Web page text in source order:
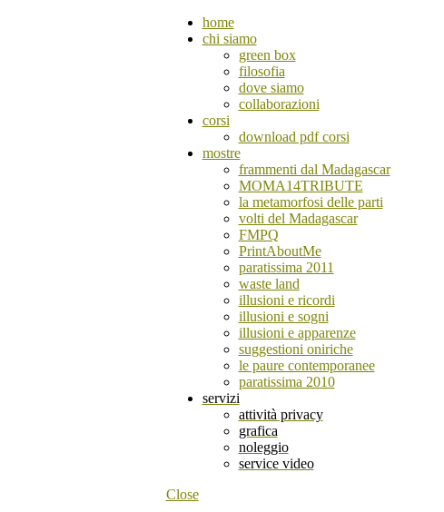
home
chi siamo
green box
filosofia
dove siamo
collaborazioni
corsi
download pdf corsi
mostre
frammenti dal Madagascar
MOMA14TRIBUTE
la metamorfosi delle parti
volti del Madagascar
FMPQ
PrintAboutMe
paratissima 2011
waste land
illusioni e ricordi
illusioni e sogni
illusioni e apparenze
suggestioni oniriche
le paure contemporanee
paratissima 2010
servizi
attività privacy
grafica
noleggio
service video
Close